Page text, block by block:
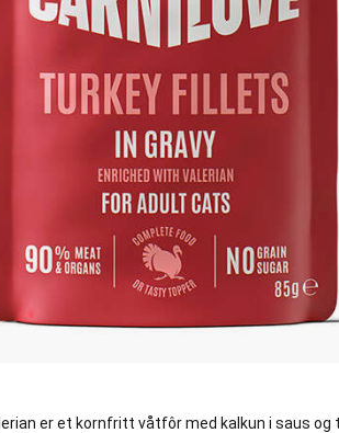
er et kornfritt våtfôr med kalkun i saus